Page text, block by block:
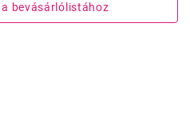
bevásárlólistához